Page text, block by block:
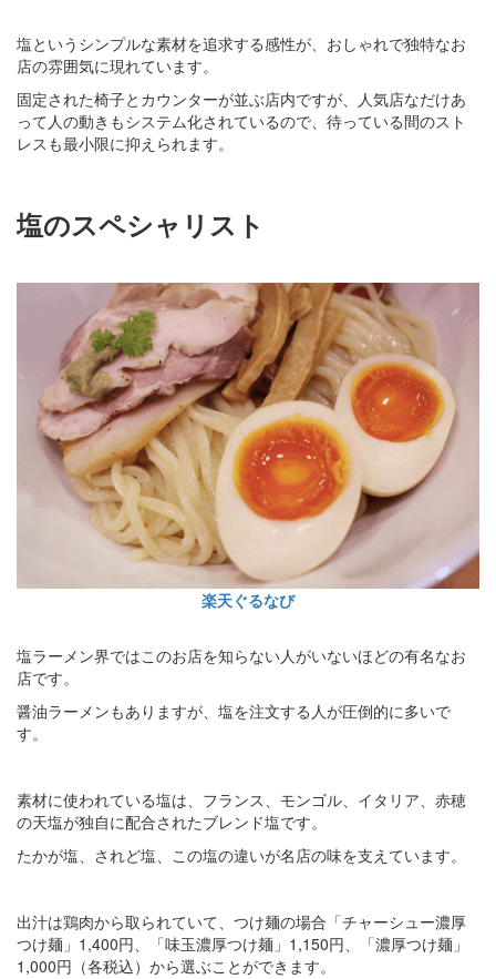
塩というシンプルな素材を追求する感性が、おしゃれで独特なお
店の雰囲気に現れています。
固定された椅子とカウンターが並ぶ店内ですが、人気店なだけあ
って人の動きもシステム化されているので、待っている間のスト
レスも最小限に抑えられます。
塩のスペシャリスト
楽天ぐるなび
塩ラーメン界ではこのお店を知らない人がいないほどの有名なお
店です。
醤油ラーメンもありますが、塩を注文する人が圧倒的に多いで
す。
素材に使われている塩は、フランス、モンゴル、イタリア、赤穂
の天塩が独自に配合されたブレンド塩です。
たかが塩、されど塩、この塩の違いが名店の味を支えています。
出汁は鶏肉から取られていて、つけ麺の場合「チャーシュー濃厚
つけ麺」1,400円、「味玉濃厚つけ麺」1,150円、「濃厚つけ麺」
1,000円（各税込）から選ぶことができます。